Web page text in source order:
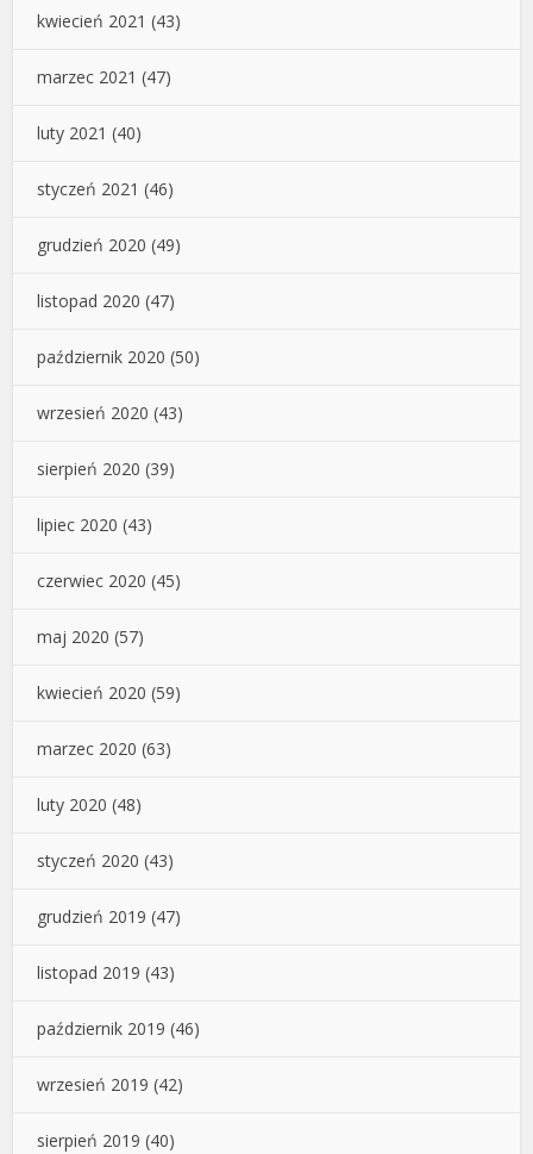
kwiecień 2021 (43)
marzec 2021 (47)
luty 2021 (40)
styczeń 2021 (46)
grudzień 2020 (49)
listopad 2020 (47)
październik 2020 (50)
wrzesień 2020 (43)
sierpień 2020 (39)
lipiec 2020 (43)
czerwiec 2020 (45)
maj 2020 (57)
kwiecień 2020 (59)
marzec 2020 (63)
luty 2020 (48)
styczeń 2020 (43)
grudzień 2019 (47)
listopad 2019 (43)
październik 2019 (46)
wrzesień 2019 (42)
sierpień 2019 (40)